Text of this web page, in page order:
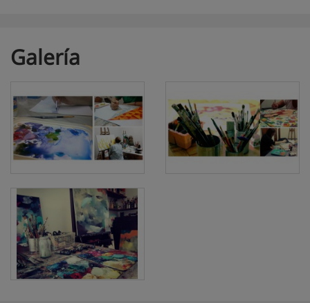
Galería